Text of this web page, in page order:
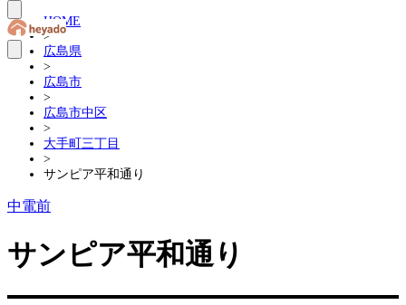
HOME
>
広島県
>
広島市
>
広島市中区
>
大手町三丁目
>
サンピア平和通り
中電前
サンピア平和通り